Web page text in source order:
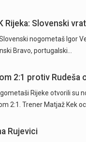
Rijeka: Slovenski
nogometaš Igor
Bravo, portugalski…
2:1 protiv Rudeša
Rijeke otvorili su
2:1. Trener Matjaž Kek
Rujevici